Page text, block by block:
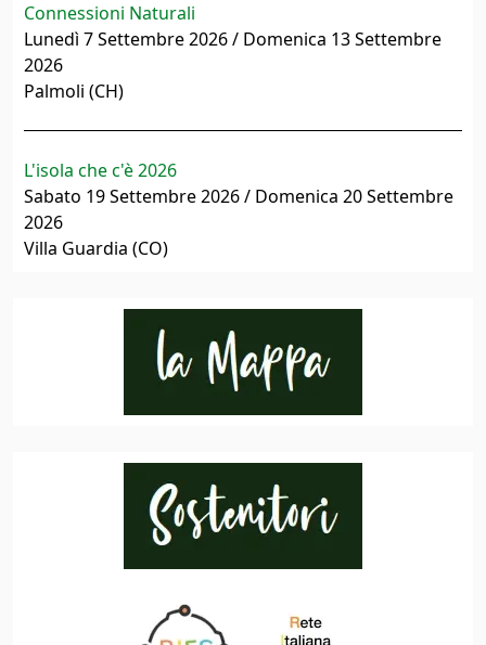
Connessioni Naturali
Lunedì 7 Settembre 2026 / Domenica 13 Settembre
2026
Palmoli (CH)
L'isola che c'è 2026
Sabato 19 Settembre 2026 / Domenica 20 Settembre
2026
Villa Guardia (CO)